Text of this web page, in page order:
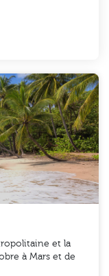
et la
à Mars et de